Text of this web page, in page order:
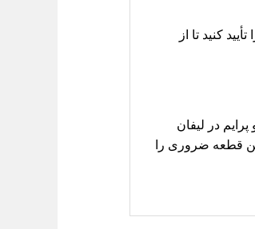
کنید تا از
در لیفان
قطعه ضروری را